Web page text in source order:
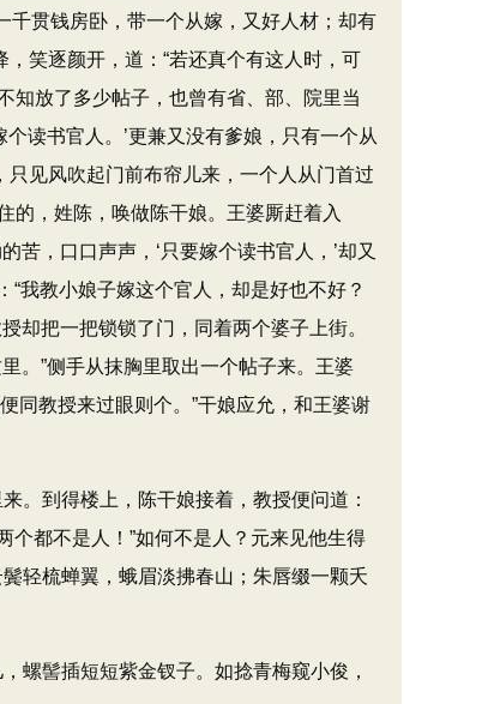
千贯钱房卧，带一个从嫁，又好人材；却有
笑逐颜开，道：​“若还真个有这人时，可
知放了多少帖子，也曾有省、部、院里当
读书官人。’更兼又没有爹娘，只有一个从
见风吹起门前布帘儿来，一个人从门首过
，姓陈，唤做陈干娘。王婆厮赶着入
苦，口口声声，‘只要嫁个读书官人，’却又
​“我教小娘子嫁这个官人，却是好也不好？​
却把一把锁锁了门，同着两个婆子上街。
。​”侧手从抹胸里取出一个帖子来。王婆
同教授来过眼则个。​”干娘应允，和王婆谢
到得楼上，陈干娘接着，教授便问道：​
个都不是人！”如何不是人？元来见他生得
轻梳蝉翼，蛾眉淡拂春山；朱唇缀一颗夭
髻插短短紫金钗子。如捻青梅窥小俊，